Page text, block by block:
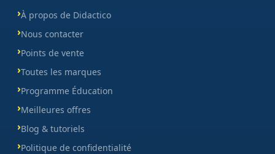
À propos de Didactico
Nous contacter
Points de vente
Toutes les marques
Programme Éducation
Meilleures offres
Blog & tutoriels
Politique de confidentialité